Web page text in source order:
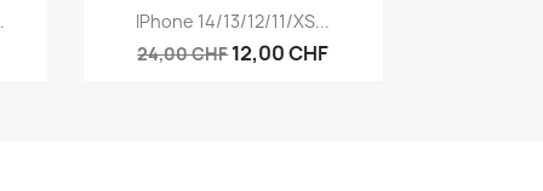
Aperçu rapide
IPhone 14/13/12/11/XS...
24,00 CHF12,00 CHF